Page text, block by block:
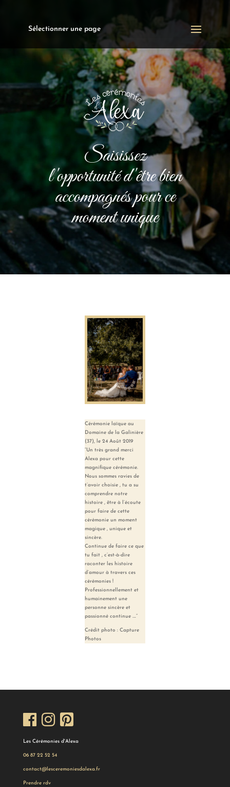
Sélectionner une page
Saisissez
l'opportunité d'être bien
accompagnés pour ce
moment unique
Cérémonie laïque au
Domaine de la Galinière
(37), le 24 Août 2019
“Un très grand merci
Alexa pour cette
magnifique cérémonie.
Nous sommes ravies de
t’avoir choisie , tu a su
comprendre notre
histoire , être à l’écoute
pour faire de cette
cérémonie un moment
magique , unique et
sincère.
Continue de faire ce que
tu fait , c’est-à-dire
raconter les histoire
d’amour à travers ces
cérémonies !
Professionnellement et
humainement une
personne sincère et
passionné continue ….”
Crédit photo : Capture
Photos
Les Cérémonies d'Alexa
06 87 22 52 54
contact@lesceremoniesdalexa.fr
Prendre rdv